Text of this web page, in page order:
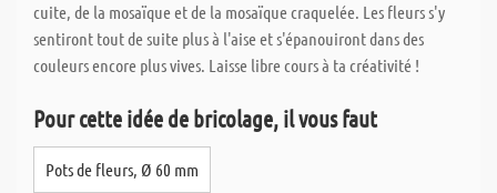
cuite, de la mosaïque et de la mosaïque craquelée. Les fleurs s'y
sentiront tout de suite plus à l'aise et s'épanouiront dans des
couleurs encore plus vives. Laisse libre cours à ta créativité !
Pour cette idée de bricolage, il vous faut
Pots de fleurs, Ø 60 mm